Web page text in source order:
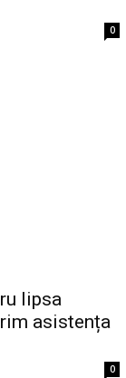
0
lipsa
asistența
0